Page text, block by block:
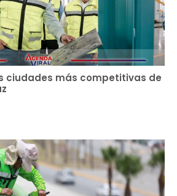
ciudades más competitivas de